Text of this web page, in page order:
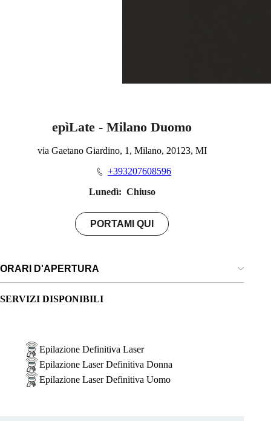
epìLate - Milano Duomo
via Gaetano Giardino, 1, Milano, 20123, MI
+393207608596
Lunedì: Chiuso
PORTAMI QUI
ORARI D'APERTURA
SERVIZI DISPONIBILI
Epilazione Definitiva Laser
Epilazione Laser Definitiva Donna
Epilazione Laser Definitiva Uomo